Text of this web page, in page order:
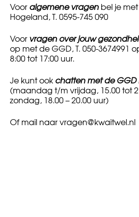
Voor algemene vragen bel je
Hogeland, T. 0595-745 090
Voor vragen over jouw
op met de GGD, T. 050-3674991
8:00 tot 17:00 uur.
Je kunt ook chatten met de
(maandag t/m vrijdag, 15.00 tot
zondag, 18.00 – 20.00 uur)
Of mail naarvragen@kwaitwel.nl